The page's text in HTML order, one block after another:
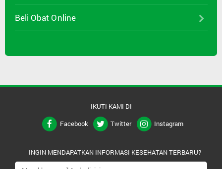
Beli Obat Online
IKUTI KAMI DI
Facebook
Twitter Instagram
INGIN MENDAPATKAN INFORMASI KESEHATAN TERBARU?